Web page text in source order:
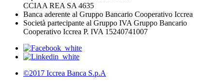
CCIAA REA SA 4635
Banca aderente al Gruppo Bancario Cooperativo Iccrea
Società partecipante al Gruppo IVA Gruppo Bancario
Cooperativo Iccrea P. IVA 15240741007
©2017 Iccrea Banca S.p.A